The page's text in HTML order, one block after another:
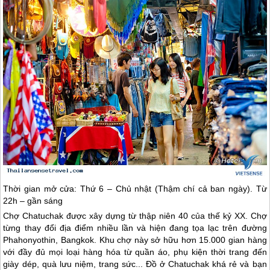
Thời gian mở cửa: Thứ 6 – Chủ nhật (Thậm chí cả ban ngày). Từ
22h – gần sáng
Chợ Chatuchak được xây dựng từ thập niên 40 của thế kỷ XX. Chợ
từng thay đổi địa điểm nhiều lần và hiện đang tọa lạc trên đường
Phahonyothin, Bangkok. Khu chợ này sở hữu hơn 15.000 gian hàng
với đầy đủ mọi loại hàng hóa từ quần áo, phụ kiện thời trang đến
giày dép, quà lưu niệm, trang sức... Đồ ở Chatuchak khá rẻ và bạn